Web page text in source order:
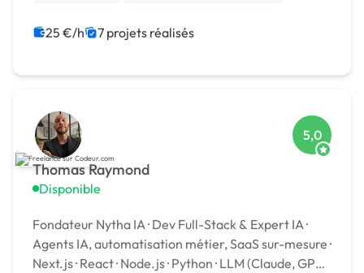
Site clé en main
Web design
25 €/h 7 projets réalisés
Thomas Raymond
Disponible
5,0
Fondateur Nytha IA · Dev Full-Stack & Expert IA ·
Agents IA, automatisation métier, SaaS sur-mesure ·
Next.js · React · Node.js · Python · LLM (Claude, GPT) ·